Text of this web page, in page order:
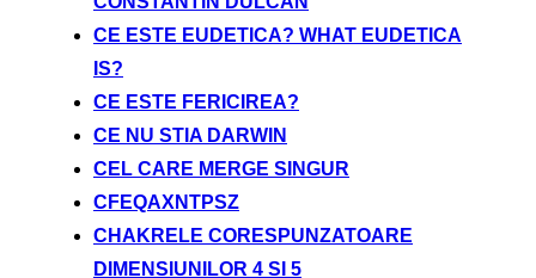
CE ESTE EUDETICA? WHAT EUDETICA
IS?
CE ESTE FERICIREA?
CE NU STIA DARWIN
CEL CARE MERGE SINGUR
CFEQAXNTPSZ
CHAKRELE CORESPUNZATOARE
DIMENSIUNILOR 4 SI 5